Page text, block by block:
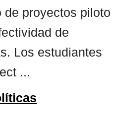
proyectos piloto
de
Los estudiantes
...